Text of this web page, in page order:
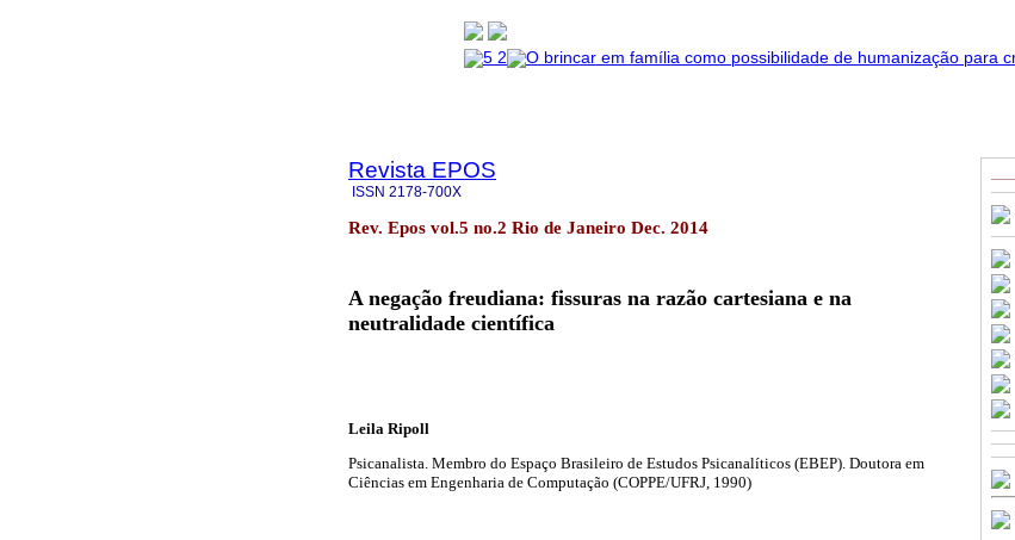
Revista EPOS
ISSN 2178-700X
Rev. Epos vol.5 no.2 Rio de Janeiro Dec. 2014
A negação freudiana: fissuras na razão cartesiana e na
neutralidade científica
Leila Ripoll
Psicanalista. Membro do Espaço Brasileiro de Estudos Psicanalíticos (EBEP). Doutora em
Ciências em Engenharia de Computação (COPPE/UFRJ, 1990)